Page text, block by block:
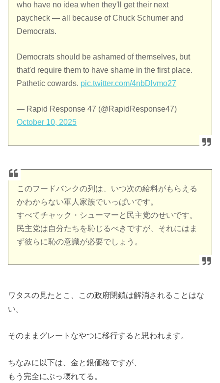
who have no idea when they'll get their next
paycheck — all because of Chuck Schumer and
Democrats.
Democrats should be ashamed of themselves, but
that'd require them to have shame in the first place.
Pathetic cowards. pic.twitter.com/4nbDlvmo27
— Rapid Response 47 (@RapidResponse47)
October 10, 2025
このフードバンクの列は、いつ次の給料がもらえる
かわからない軍人家族でいっぱいです。
すべてチャック・シューマーと民主党のせいです。
民主党は自分たちを恥じるべきですが、それにはま
ず彼らに恥の意識が必要でしょう。
ワタスの見たとこ、この政府閉鎖は解消されることはな
い。
そのままグレートなやつに移行すると思われます。
ちなみに以下は、金と銀価格ですが、
もう完全にぶっ壊れてる。